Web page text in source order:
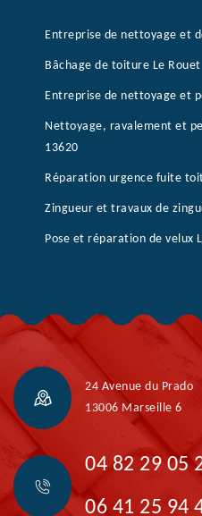
Entreprise de nettoyage et
Bâchage de toiture Le Rouet
Entreprise de nettoyage et
Nettoyage, ravalement et
13620
Réparation urgence fuite
Zingueur et travaux de
Pose et réparation de velux
24 Avenue du Prado
13006 Marseille 6
04 82 29 05
06 41 25 94